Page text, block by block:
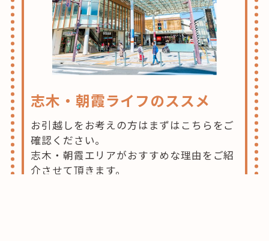
志木・朝霞ライフのススメ
お引越しをお考えの方はまずはこちらをご
確認ください。
志木・朝霞エリアがおすすめな理由をご紹
介させて頂きます。